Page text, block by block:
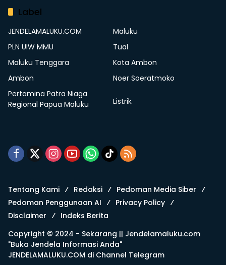
Label
JENDELAMALUKU.COM
Maluku
PLN UIW MMU
Tual
Maluku Tenggara
Kota Ambon
Ambon
Noer Soeratmoko
Pertamina Patra Niaga
Regional Papua Maluku
Listrik
Tentang Kami Redaksi
Pedoman Media Siber
Pedoman Penggunaan AI
Privacy Policy
Disclaimer
Indeks Berita
Copyright © 2024 - Sekarang || Jendelamaluku.com
"Buka Jendela Informasi Anda"
JENDELAMALUKU.COM di Channel Telegram